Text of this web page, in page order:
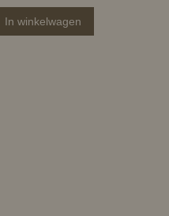
In winkelwagen